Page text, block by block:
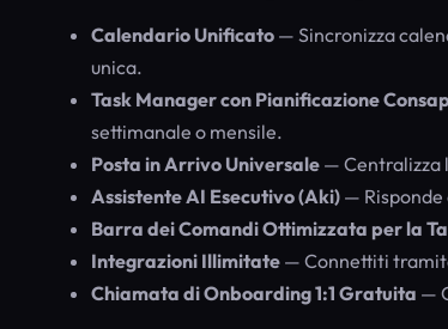
Calendario Unificato — Sincronizza
unica.
Task Manager con Pianificazione
settimanale o mensile.
Posta in Arrivo Universale — Centralizza
Assistente AI Esecutivo (Aki) —
Barra dei Comandi Ottimizzata per la
Integrazioni Illimitate — Connettiti
Chiamata di Onboarding 1:1 Gratuita —